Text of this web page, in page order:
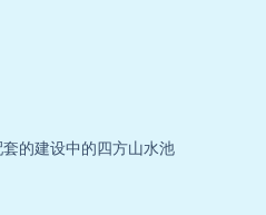
的建设中的四方山水池